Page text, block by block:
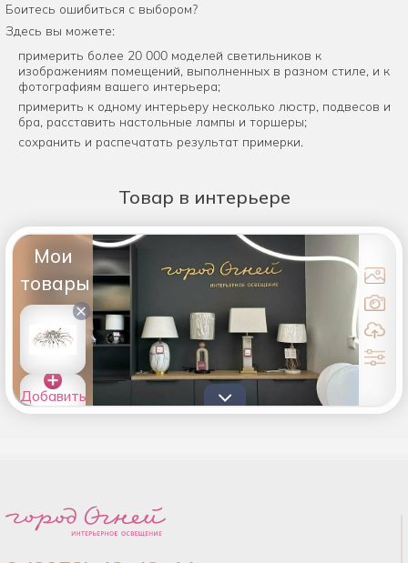
Боитесь ошибиться с выбором?
Здесь вы можете:
примерить более 20 000 моделей светильников к
изображениям помещений, выполненных в разном стиле, и к
фотографиям вашего интерьера;
примерить к одному интерьеру несколько люстр, подвесов и
бра, расставить настольные лампы и торшеры;
сохранить и распечатать результат примерки.
Товар в интерьере
Мои
товары
×
Добавить
товары в